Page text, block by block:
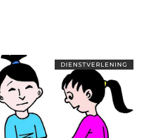
DIENSTVERLENING